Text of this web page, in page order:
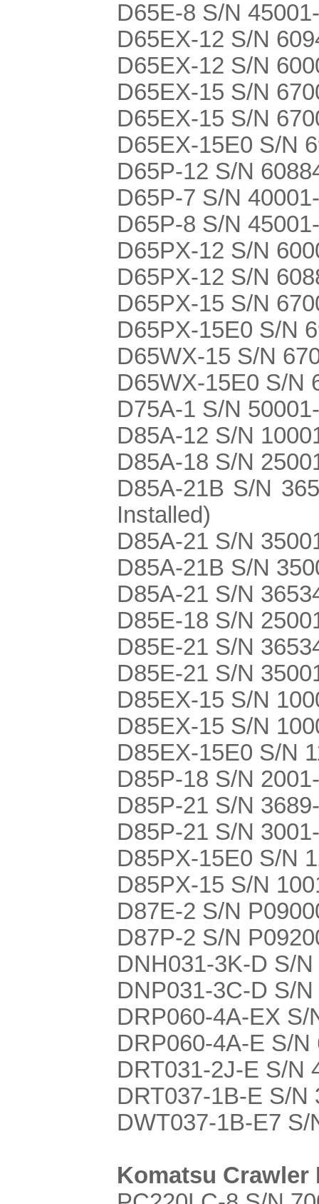
D65E-8 S/N
D65EX-12 S/N
D65EX-12 S/N
D65EX-15 S/N
D65EX-15 S/N
D65EX-15E0 S/N
D65P-12 S/N
D65P-7 S/N
D65P-8 S/N
D65PX-12 S/N
D65PX-12 S/N
D65PX-15 S/N
D65PX-15E0 S/N
D65WX-15 S/N
D65WX-15E0 S/N
D75A-1 S/N
D85A-12 S/N
D85A-18 S/N
D85A-21B S/N
Installed)
D85A-21 S/N
D85A-21B S/N
D85A-21 S/N
D85E-18 S/N
D85E-21 S/N
D85E-21 S/N
D85EX-15 S/N
D85EX-15 S/N
D85EX-15E0 S/N
D85P-18 S/N
D85P-21 S/N
D85P-21 S/N
D85PX-15E0 S/N
D85PX-15 S/N
D87E-2 S/N
D87P-2 S/N
DNH031-3K-D S/
DNP031-3C-D S/
DRP060-4A-EX S/
DRP060-4A-E S/
DRT031-2J-E S/N
DRT037-1B-E S/N
DWT037-1B-E7
Komatsu Crawler